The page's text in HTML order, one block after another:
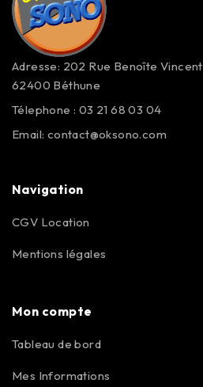
Adresse: 202 Rue Benoîte Vincent
62400 Béthune
Télephone : 03 21 68 03 04
Email: contact@oksono.com
Navigation
CGV Location
Mentions légales
Mon compte
Tableau de bord
Mes Informations